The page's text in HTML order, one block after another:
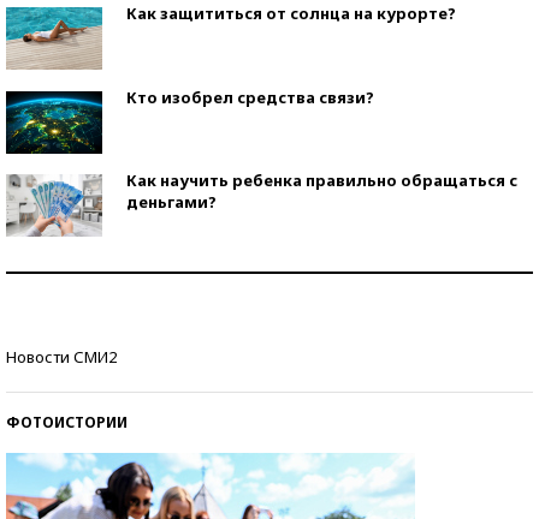
Как защититься от солнца на курорте?
Кто изобрел средства связи?
Как научить ребенка правильно обращаться с
деньгами?
Новости СМИ2
ФОТОИСТОРИИ